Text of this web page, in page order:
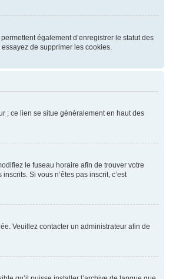
également d’enregistrer le statut des
de supprimer les cookies.
; ce lien se situe généralement en haut des
le fuseau horaire afin de trouver votre
Si vous n’êtes pas inscrit, c’est
Veuillez contacter un administrateur afin de